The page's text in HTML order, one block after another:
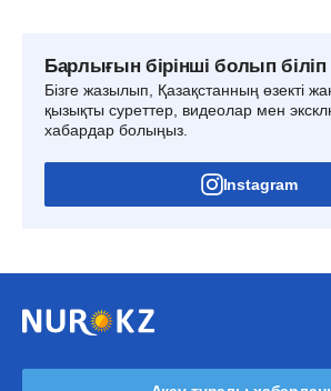
Барлығын бірінші болып
Бізге жазылып, Қазақстанның өзекті
қызықты суреттер, видеолар мен
хабардар болыңыз.
Instagram